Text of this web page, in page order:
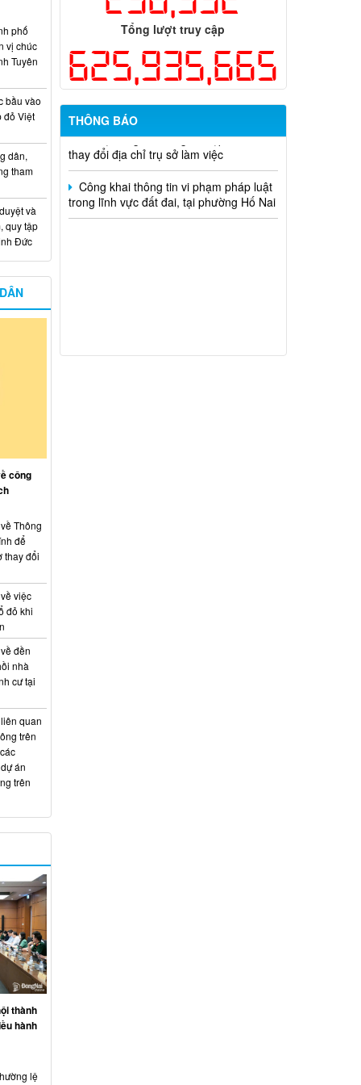
Tổng lượt truy cập
625,935,665
THÔNG BÁO
khai Kế hoạch Khám sức khỏe định kỳ
hoặc khám sàng lọc miễn phí ít nhất mỗi
thành phố Đồng Nai
Hỗ trợ đăng tải thông tin hợp nhất,
thay đổi địa chỉ trụ sở làm việc
Công khai thông tin vi phạm pháp luật
trong lĩnh vực đất đai, tại phường Hố Nai
phố
vị chúc
Tuyên
bầu vào
đỏ Việt
dân,
tham
và
quy tập
Đức
công
Thông
để
thay đổi
việc
đỏ khi
đền
nhà
cư tại
quan
trên
án
trên
thành
hành
lệ